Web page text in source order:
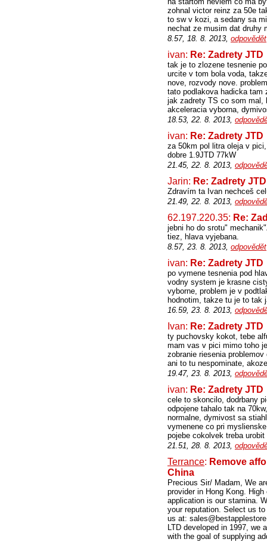
zohnal victor reinz za 50e
to sw v kozi, a sedany sa
nechat ze musim dat druhy
8.57, 18. 8. 2013, odpovědět
ivan: Re: Zadrety JTD
tak je to zlozene tesnenie
urcite v tom bola voda,
nove, rozvody nove.
tato podlakova hadicka tam
jak zadrety TS co som mal,
akceleracia vyborna,
18.53, 22. 8. 2013,
ivan: Re: Zadrety JTD
za 50km pol litra oleja v
dobre 1.9JTD 77kW
21.45, 22. 8. 2013,
Jarin: Re: Zadrety JTD
Zdravím ta Ivan nechceš
21.49, 22. 8. 2013,
62.197.220.35: Re:
jebni ho do srotu"
tiez, hlava vyjebana.
8.57, 23. 8. 2013, odpovědět
ivan: Re: Zadrety JTD
po vymene tesnenia pod
vodny system je krasne
vyborne, problem je v
hodnotim, takze tu je to tak
16.59, 23. 8. 2013,
Ivan: Re: Zadrety JTD
ty puchovsky kokot, tebe
mam vas v pici mimo toho
zobranie riesenia
ani to tu nespominate,
19.47, 23. 8. 2013,
ivan: Re: Zadrety JTD
cele to skoncilo, dodrbany
odpojene tahalo tak na
normalne, dymivost sa
vymenene co pri
pojebe cokolvek treba urobit
21.51, 28. 8. 2013,
Terrance: Remove
China
Precious Sir/ Madam, We
provider in Hong Kong.
application is our stamina.
your reputation. Select us
us at:
LTD developed in 1997, we
with the goal of supplying